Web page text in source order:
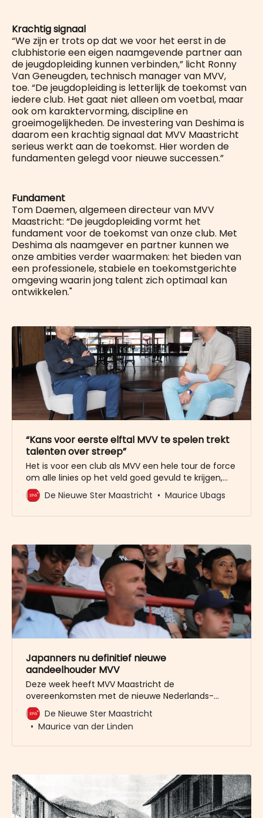
Krachtig signaal
“We zijn er trots op dat we voor het eerst in de
clubhistorie een eigen naamgevende partner aan
de jeugdopleiding kunnen verbinden,” licht Ronny
Van Geneugden, technisch manager van MVV,
toe. “De jeugdopleiding is letterlijk de toekomst van
iedere club. Het gaat niet alleen om voetbal, maar
ook om karaktervorming, discipline en
groeimogelijkheden. De investering van Deshima is
daarom een krachtig signaal dat MVV Maastricht
serieus werkt aan de toekomst. Hier worden de
fundamenten gelegd voor nieuwe successen.”
Fundament
Tom Daemen, algemeen directeur van MVV
Maastricht: “De jeugdopleiding vormt het
fundament voor de toekomst van onze club. Met
Deshima als naamgever en partner kunnen we
onze ambities verder waarmaken: het bieden van
een professionele, stabiele en toekomstgerichte
omgeving waarin jong talent zich optimaal kan
ontwikkelen."
“Kans voor eerste elftal MVV te spelen trekt
talenten over streep”
Het is voor een club als MVV een hele tour de force
om alle linies op het veld goed gevuld te krijgen,
om met een brede talentvolle selectie aan het
seizoen te kunnen beginnen. De concurrentie in
De Nieuwe Ster Maastricht Maurice Ubags
Japanners nu definitief nieuwe
aandeelhouder MVV
Deze week heeft MVV Maastricht de
overeenkomsten met de nieuwe Nederlands-
Japanse investeringsmaatschappij Deshima
Football Consultancy BV getekend. De nieuwe
aandeelhouder is ook de financiële afspraken
“Beide partijen zullen nu gezamenlijk
De Nieuwe Ster Maastricht
Maurice van der Linden